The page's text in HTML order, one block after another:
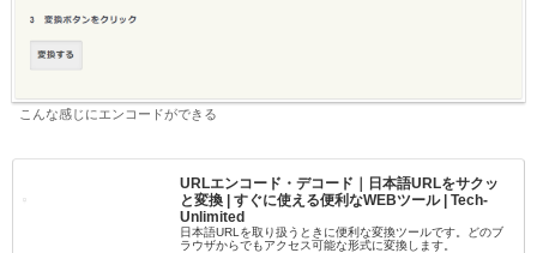
こんな感じにエンコードができる
URLエンコード・デコード｜日本語URLをサクッ
と変換 | すぐに使える便利なWEBツール | Tech-
Unlimited
日本語URLを取り扱うときに便利な変換ツールです。どのブ
ラウザからでもアクセス可能な形式に変換します。